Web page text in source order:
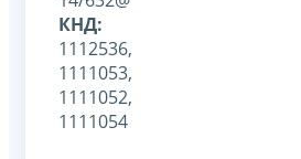
КНД:
1112536,
1111053,
1111052,
1111054